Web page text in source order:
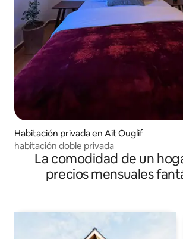
Habitación privada en Ait Ouglif
habitación doble privada
La comodidad de un
precios mensuales